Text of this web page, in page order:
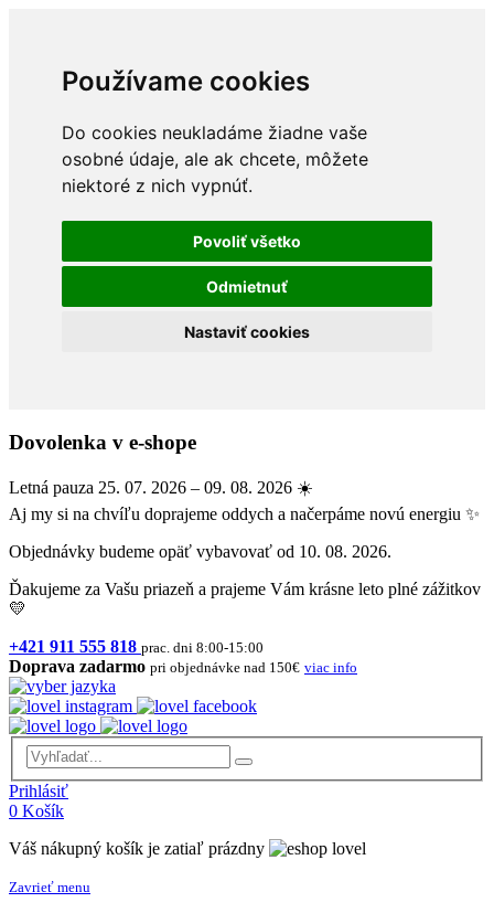
Používame cookies
Do cookies neukladáme žiadne vaše
osobné údaje, ale ak chcete, môžete
niektoré z nich vypnúť.
Povoliť všetko
Odmietnuť
Nastaviť cookies
Dovolenka v e-shope
Letná pauza 25. 07. 2026 – 09. 08. 2026 ☀️
Aj my si na chvíľu doprajeme oddych a načerpáme novú energiu ✨
Objednávky budeme opäť vybavovať od 10. 08. 2026.
Ďakujeme za Vašu priazeň a prajeme Vám krásne leto plné zážitkov
💛
+421 911 555 818 prac. dni 8:00-15:00
Doprava zadarmo pri objednávke nad 150€ viac info
Prihlásiť
0 Košík
Váš nákupný košík je zatiaľ prázdny
Zavrieť menu